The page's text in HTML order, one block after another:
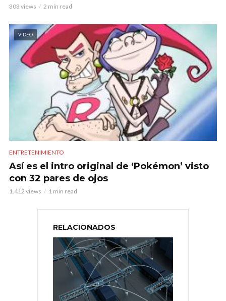
303 views 2 min read
VIDEO
ENTRETENIMIENTO
Así es el intro original de ‘Pokémon’ visto
con 32 pares de ojos
1.412 views 1 min read
RELACIONADOS